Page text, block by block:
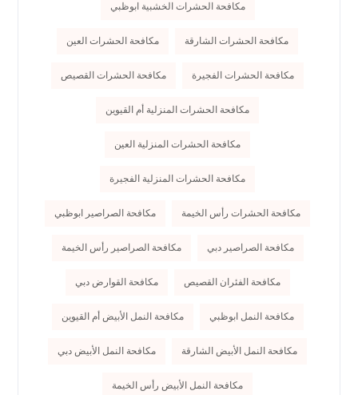
مكافحة الحشرات الخشبية ابوظبي
مكافحة الحشرات الشارقة مكافحة الحشرات العين
مكافحة الحشرات الفجيرة مكافحة الحشرات القصيص
مكافحة الحشرات المنزلية أم القيوين
مكافحة الحشرات المنزلية العين
مكافحة الحشرات المنزلية الفجيرة
مكافحة الحشرات رأس الخيمة مكافحة الصراصير ابوظبي
مكافحة الصراصير دبي مكافحة الصراصير رأس الخيمة
مكافحة الفئران القصيص مكافحة القوارض دبي
مكافحة النمل ابوظبي مكافحة النمل الأبيض أم القيوين
مكافحة النمل الأبيض الشارقة مكافحة النمل الأبيض دبي
مكافحة النمل الأبيض رأس الخيمة